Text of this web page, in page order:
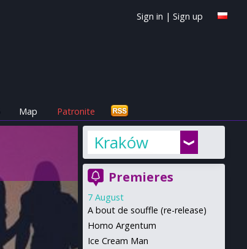
Sign in | Sign up
Map Patronite
Kraków
Premieres
7 August
A bout de souffle (re-release)
Homo Argentum
Ice Cream Man